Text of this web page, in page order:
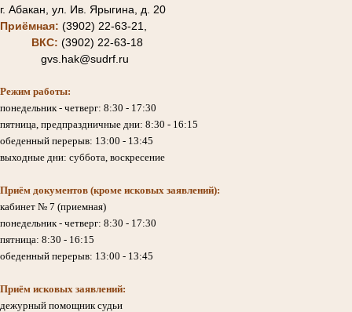
г. Абакан, ул. Ив. Ярыгина, д. 20
Приёмная: (3902) 22-63-21,
ВКС: (3902) 22-63-18
gvs.hak@sudrf.ru
Режим работы:
понедельник - четверг: 8:30 - 17:30
пятница, предпраздничные дни: 8:30 - 16:15
обеденный перерыв: 13:00 - 13:45
выходные дни: суббота, воскресение
Приём документов (кроме исковых заявлений):
кабинет № 7 (приемная)
понедельник - четверг: 8:30 - 17:30
пятница: 8:30 - 16:15
обеденный перерыв: 13:00 - 13:45
Приём исковых заявлений:
дежурный помощник судьи